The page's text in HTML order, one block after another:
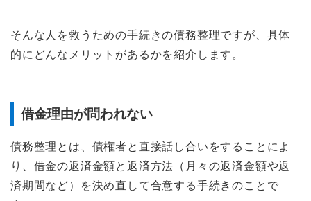
そんな人を救うための手続きの債務整理ですが、具体
的にどんなメリットがあるかを紹介します。
借金理由が問われない
債務整理とは、債権者と直接話し合いをすることによ
り、借金の返済金額と返済方法（月々の返済金額や返
済期間など）を決め直して合意する手続きのことで